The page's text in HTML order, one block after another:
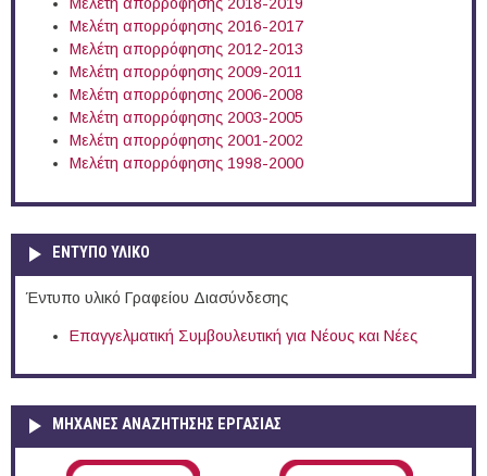
Μελέτη απορρόφησης 2016-2017
Μελέτη απορρόφησης 2012-2013
Μελέτη απορρόφησης 2009-2011
Μελέτη απορρόφησης 2006-2008
Μελέτη απορρόφησης 2003-2005
Μελέτη απορρόφησης 2001-2002
Μελέτη απορρόφησης 1998-2000
ΕΝΤΥΠΟ ΥΛΙΚΟ
Έντυπο υλικό Γραφείου Διασύνδεσης
Επαγγελματική Συμβουλευτική για Νέους και Νέες
ΜΗΧΑΝΕΣ ΑΝΑΖΗΤΗΣΗΣ ΕΡΓΑΣΙΑΣ